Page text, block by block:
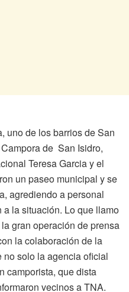
uno de los barrios de San
de San Isidro,
Teresa Garcia y el
un paseo municipal y se
agrediendo a personal
la situación. Lo que llamo
gran operación de prensa
la colaboración de la
no solo la agencia oficial
camporista, que dista
vecinos a TNA.